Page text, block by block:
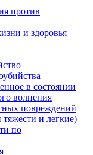
против
и здоровья
в состоянии
волнения
повреждений
и легкие)
по